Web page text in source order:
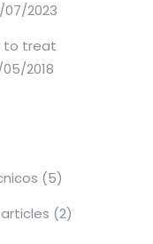
07/2023
to treat
2018
(5)
(2)